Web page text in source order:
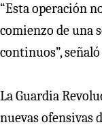
“Esta operación
comienzo de una
continuos”,
La Guardia
nuevas ofensivas